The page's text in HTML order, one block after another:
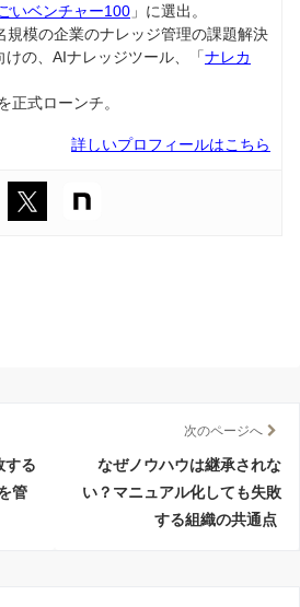
いベンチャー100 」に選出。
規模の企業のナレッジ管理の課題解決
の、AIナレッジツール、「ナレカ
正式ローンチ。
詳しいプロフィールはこちら
する
管
次のページへ
なぜノウハウは継承されな
い？マニュアル化しても失敗
する組織の共通点